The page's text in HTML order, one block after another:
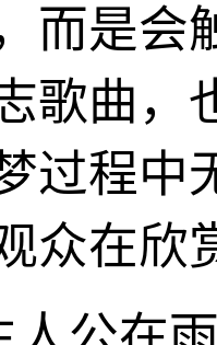
而是会
歌曲，
过程中
众在欣